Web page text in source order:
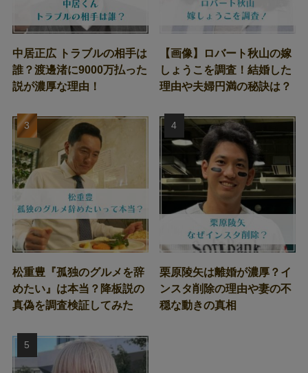
中居正広 トラブルの相手は
誰？渡邊渚に9000万払った
説が濃厚な理由！
【画像】ロバート秋山の嫁
しょうこを調査！結婚した
理由や夫婦円満の秘訣は？
松重豊『孤独のグルメを辞
めたい』は本当？降板説の
真偽を調査検証してみた
栗原陵矢は離婚が濃厚？イ
ンスタ削除の理由や妻の不
穏な動きの真相